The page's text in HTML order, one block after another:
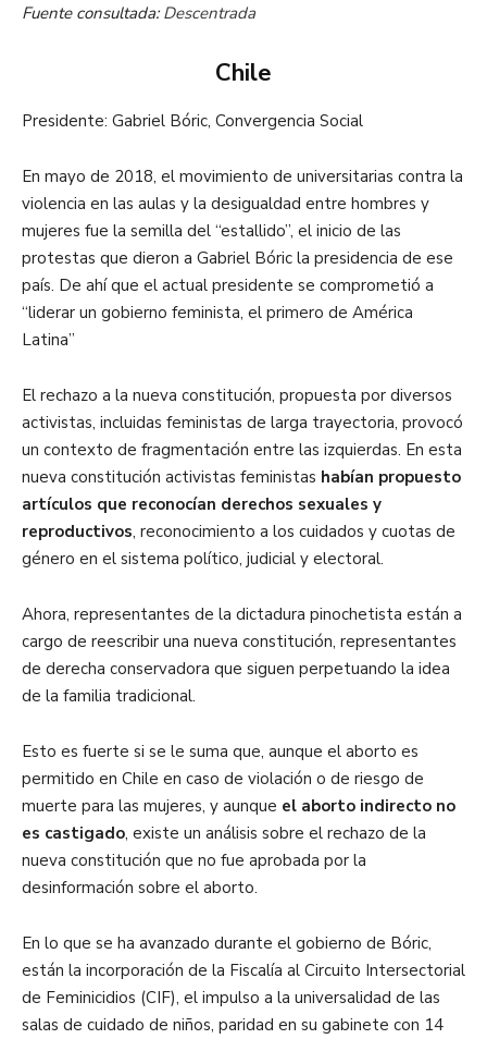
Fuente consultada:Descentrada
Chile
Presidente: Gabriel Bóric, Convergencia Social
En mayo de 2018, el movimiento de universitarias contra la
violencia en las aulas y la desigualdad entre hombres y
mujeres fue la semilla del “estallido”, el inicio de las
protestas que dieron a Gabriel Bóric la presidencia de ese
país. De ahí que el actual presidente se comprometió a
“liderar un gobierno feminista, el primero de América
Latina”
El rechazo a la nueva constitución, propuesta por diversos
activistas, incluidas feministas de larga trayectoria, provocó
un contexto de fragmentación entre las izquierdas. En esta
nueva constitución activistas feministas habían propuesto
artículos que reconocían derechos sexuales y
reproductivos, reconocimiento a los cuidados y cuotas de
género en el sistema político, judicial y electoral.
Ahora, representantes de la dictadura pinochetista están a
cargo de reescribir una nueva constitución, representantes
de derecha conservadora que siguen perpetuando la idea
de la familia tradicional.
Esto es fuerte si se le suma que, aunque el aborto es
permitido en Chile en caso de violación o de riesgo de
muerte para las mujeres, y aunque el aborto indirecto no
es castigado, existe un análisis sobre el rechazo de la
nueva constitución que no fue aprobada por la
desinformación sobre el aborto.
En lo que se ha avanzado durante el gobierno de Bóric,
están la incorporación de la Fiscalía al Circuito Intersectorial
de Feminicidios (CIF), el impulso a la universalidad de las
salas de cuidado de niños, paridad en su gabinete con 14